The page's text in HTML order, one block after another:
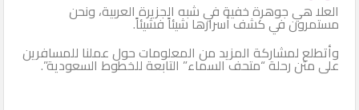
العلا هي جوهرة خفية في شبه الجزيرة العربية، ونحن
مستمرون في كشف أسرارها شيئاً فشيئاً.
وأتطلع لمشاركة المزيد من المعلومات حول عملنا للمسافرين
على متن رحلة “متحف السماء” التابعة للخطوط السعودية”.